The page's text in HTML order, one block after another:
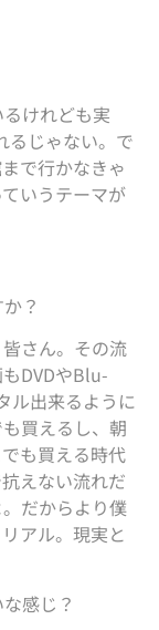
けれども実
るじゃない。で
で行かなきゃ
いうテーマが
？
さん。その流
DVDやBlu-
ル出来るように
買えるし、朝
も買える時代
えない流れだ
だからより僕
アル。現実と
感じ？